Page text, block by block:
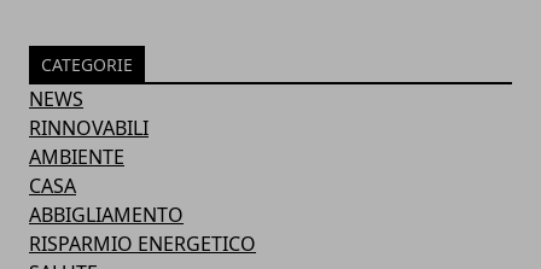
CATEGORIE
NEWS
RINNOVABILI
AMBIENTE
CASA
ABBIGLIAMENTO
RISPARMIO ENERGETICO